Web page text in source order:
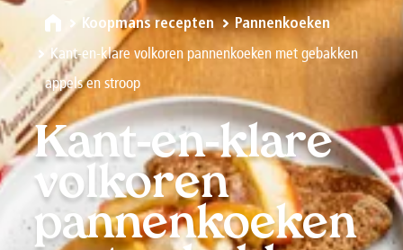
Koopmans recepten Pannenkoeken
Kant-en-klare volkoren pannenkoeken met gebakken
appels en stroop
Kant-en-klare
volkoren
pannenkoeken